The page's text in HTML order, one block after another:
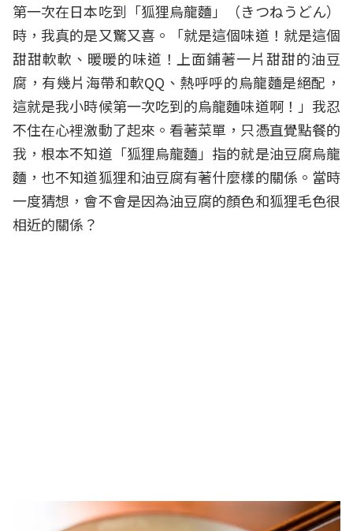
第一次在日本吃到「狐狸烏龍麵」（きつねうどん）
時，我真的是又驚又喜。「就是這個味道！就是這個
甜甜軟軟、暖暖的味道！上面鋪著一片甜甜的油豆
腐，有幾片海帶和軟QQ、熱呼呼的烏龍麵是絕配，
這就是我小時候第一次吃到的烏龍麵味道啊！」我忍
不住在心裡激動了起來。看著菜單，只憑直覺點餐的
我，根本不知道「狐狸烏龍麵」指的就是油豆腐烏龍
麵，也不知道狐狸和油豆腐有著什麼樣的關係。當時
一度猜想，會不會是因為油豆腐的顏色和狐狸毛色很
相近的關係？